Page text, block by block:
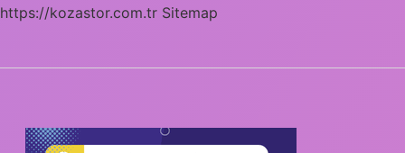
https://kozastor.com.tr Sitemap
SIDEBAR